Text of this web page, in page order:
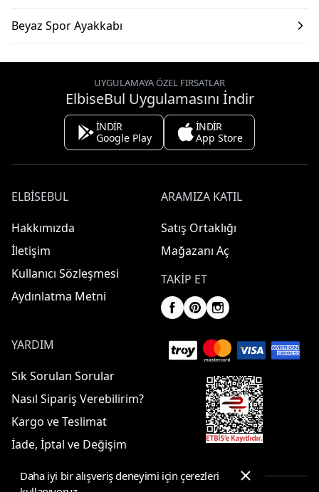
Beyaz Spor Ayakkabı
UYGULAMAYA ÖZEL FIRSATLAR
ElbiseBul Uygulamasını İndir
İNDİR
Google Play
İNDİR
App Store
ELBISEBUL
Hakkımızda
İletişim
Kullanıcı Sözleşmesi
Aydınlatma Metni
ARAMIZA KATIL
Satış Ortaklığı
Mağazanı Aç
TAKIP ET
YARDIM
Sık Sorulan Sorular
Nasıl Sipariş Verebilirim?
Kargo ve Teslimat
İade, İptal ve Değişim
Daha iyi bir alışveriş deneyimi için çerezleri